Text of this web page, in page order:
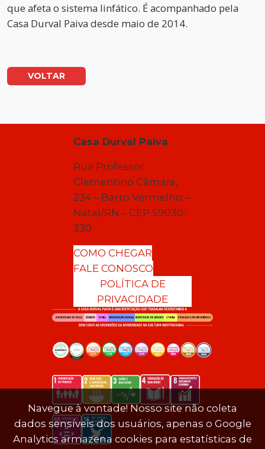
que afeta o sistema linfático. É acompanhado pela
Casa Durval Paiva desde maio de 2014.
VOLTAR
Casa Durval Paiva
Rua Professor
Clementino Câmara,
234 – Barro Vermelho –
Natal/RN – CEP 59030-
330
COMO CHEGAR
FALE CONOSCO
POLÍTICA DE
PRIVACIDADE
Navegue à vontade! Nosso site não coleta
dados sensíveis dos usuários, apenas o Google
Analytics armazena cookies para estatísticas de